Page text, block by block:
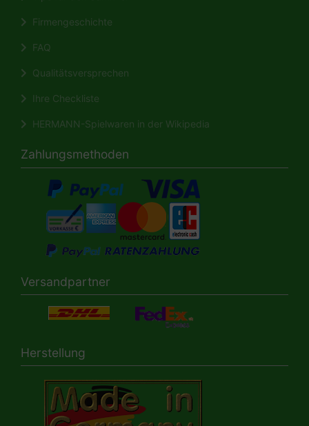
Firmengeschichte
FAQ
Qualitätsversprechen
Ihre Checkliste
HERMANN-Spielwaren in der Wikipedia
Zahlungsmethoden
Versandpartner
Herstellung